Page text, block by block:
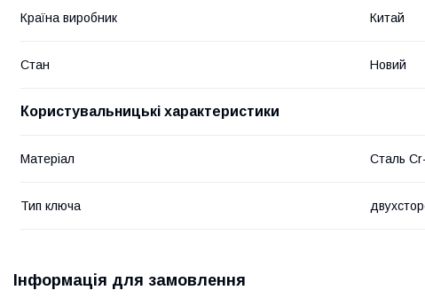
Країна виробник Китай
Стан Новий
Користувальницькі характеристики
Матеріал Сталь
Тип ключа
Інформація для замовлення